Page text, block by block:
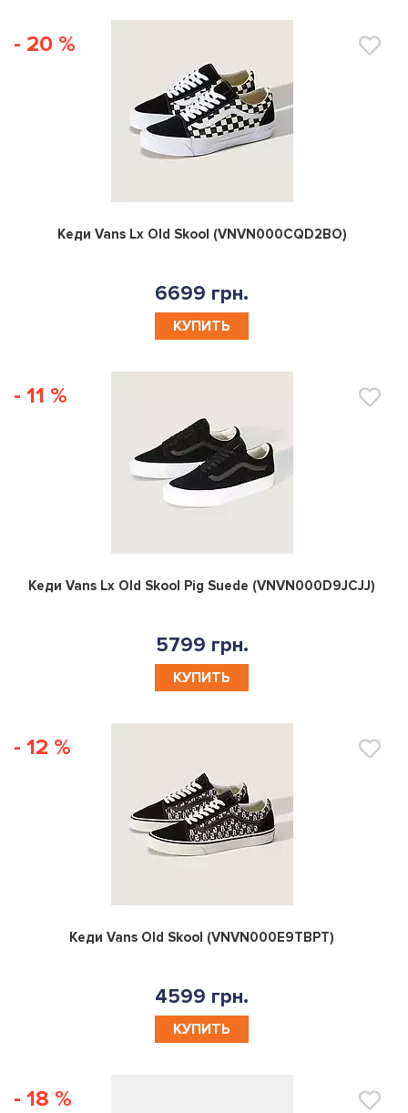
- 20 %
0
Кеди Vans Lx Old Skool (VNVN000CQD2BO)
6699 грн.
КУПИТЬ
- 11 %
0
Кеди Vans Lx Old Skool Pig Suede (VNVN000D9JCJJ)
5799 грн.
КУПИТЬ
- 12 %
0
Кеди Vans Old Skool (VNVN000E9TBPT)
4599 грн.
КУПИТЬ
- 18 %